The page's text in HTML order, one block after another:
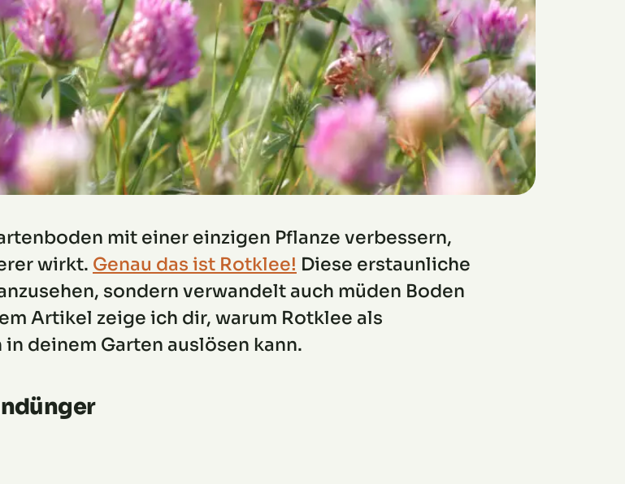
mit einer einzigen Pflanze verbessern,
wirkt. Genau das ist Rotklee! Diese erstaunliche
sondern verwandelt auch müden Boden
Artikel zeige ich dir, warum Rotklee als
deinem Garten auslösen kann.